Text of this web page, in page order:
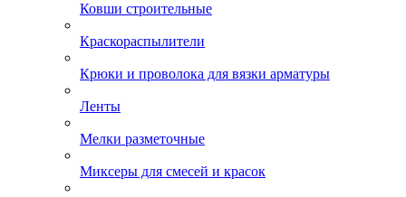
Ковши строительные
Краскораспылители
Крюки и проволока для вязки арматуры
Ленты
Мелки разметочные
Миксеры для смесей и красок